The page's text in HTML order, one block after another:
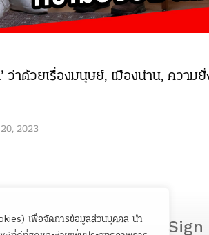
เพื่อจัดการข้อมูลส่วนบุคคล นำ
ว่าด้วยเรื่องมนุษย์, เมืองน่าน, ความ
2023